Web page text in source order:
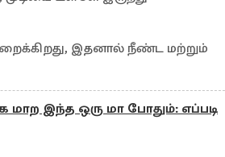
இதனால் நீண்ட மற்றும்
இந்த ஒரு மா போதும்: எப்படி